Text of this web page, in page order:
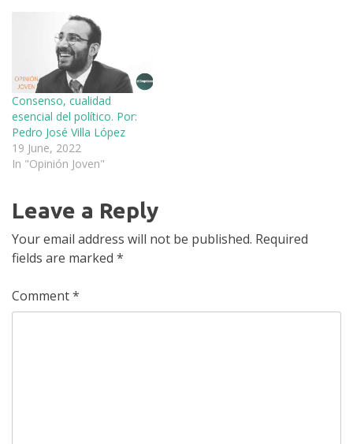
Consenso, cualidad
esencial del político. Por:
Pedro José Villa López
19 June, 2022
In "Opinión Joven"
Leave a Reply
Your email address will not be published. Required
fields are marked *
Comment*